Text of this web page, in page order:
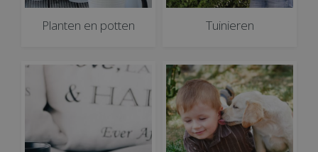
Planten en potten Tuinieren